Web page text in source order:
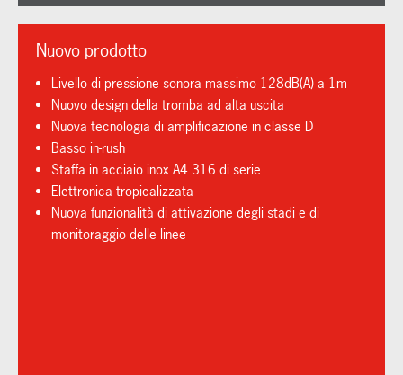
Nuovo prodotto
Livello di pressione sonora massimo 128dB(A) a 1m
Nuovo design della tromba ad alta uscita
Nuova tecnologia di amplificazione in classe D
Basso in-rush
Staffa in acciaio inox A4 316 di serie
Elettronica tropicalizzata
Nuova funzionalità di attivazione degli stadi e di
monitoraggio delle linee